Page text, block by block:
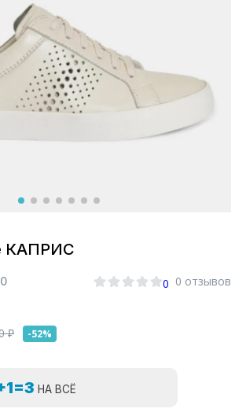
КАПРИС
0 0 отзывов
₽ -52%
НА ВСЁ